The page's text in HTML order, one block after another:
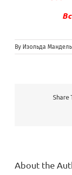
By Изольда
Share
About the